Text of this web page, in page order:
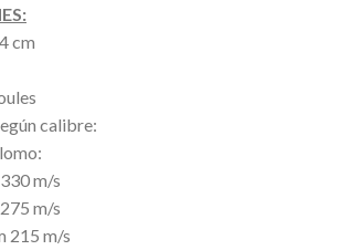
cm
calibre:
m/s
m/s
215 m/s